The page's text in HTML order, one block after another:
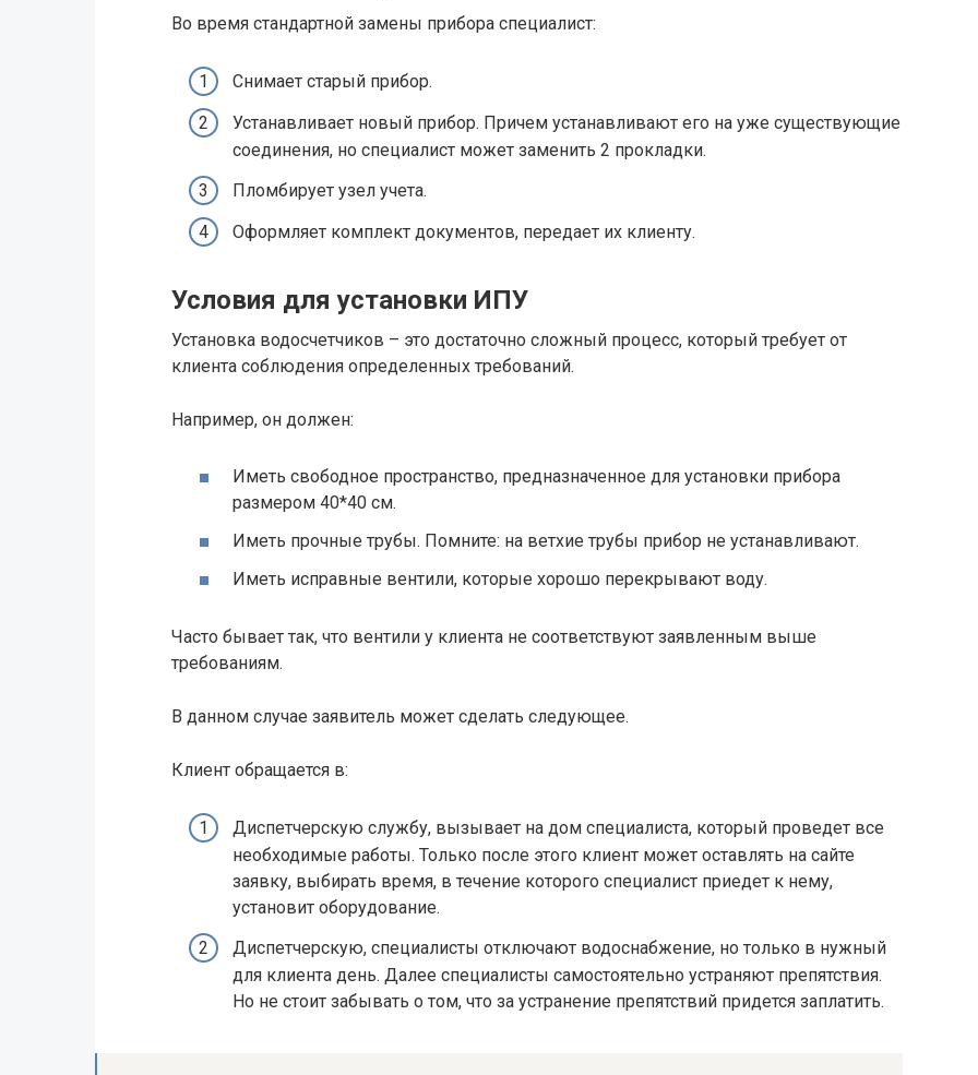
Во время стандартной замены прибора специалист:
Снимает старый прибор.
Устанавливает новый прибор. Причем устанавливают его на уже существующие
соединения, но специалист может заменить 2 прокладки.
Пломбирует узел учета.
Оформляет комплект документов, передает их клиенту.
Условия для установки ИПУ
Установка водосчетчиков – это достаточно сложный процесс, который требует от
клиента соблюдения определенных требований.
Например, он должен:
Иметь свободное пространство, предназначенное для установки прибора
размером 40*40 см.
Иметь прочные трубы. Помните: на ветхие трубы прибор не устанавливают.
Иметь исправные вентили, которые хорошо перекрывают воду.
Часто бывает так, что вентили у клиента не соответствуют заявленным выше
требованиям.
В данном случае заявитель может сделать следующее.
Клиент обращается в:
Диспетчерскую службу, вызывает на дом специалиста, который проведет все
необходимые работы. Только после этого клиент может оставлять на сайте
заявку, выбирать время, в течение которого специалист приедет к нему,
установит оборудование.
Диспетчерскую, специалисты отключают водоснабжение, но только в нужный
для клиента день. Далее специалисты самостоятельно устраняют препятствия.
Но не стоит забывать о том, что за устранение препятствий придется заплатить.